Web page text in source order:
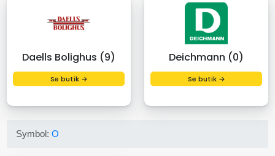
Daells Bolighus (9)
Se butik →
Deichmann (0)
Se butik →
Symbol:O